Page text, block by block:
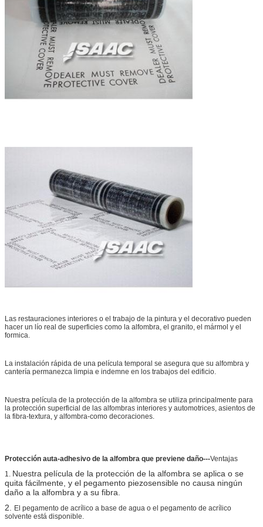
Las restauraciones interiores o el trabajo de la pintura y el decorativo pueden
hacer un lío real de superficies como la alfombra, el granito, el mármol y el
formica.
La instalación rápida de una película temporal se asegura que su alfombra y
cantería permanezca limpia e indemne en los trabajos del edificio.
Nuestra película de la protección de la alfombra se utiliza principalmente para
la protección superficial de las alfombras interiores y automotrices, asientos de
la fibra-textura, y alfombra-como decoraciones.
Protección auta-adhesivo de la alfombra que previene daño---Ventajas
1. Nuestra película de la protección de la alfombra se aplica o se
quita fácilmente, y el pegamento piezosensible no causa ningún
daño a la alfombra y a su fibra.
2.
El pegamento de acrílico a base de agua o el pegamento de acrílico
solvente está disponible.